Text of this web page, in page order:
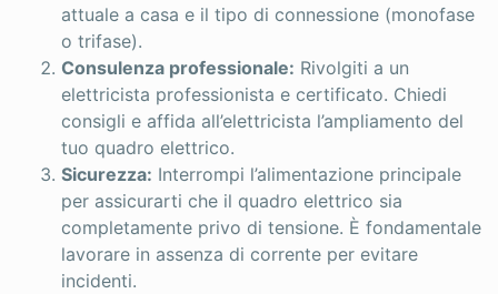
attuale a casa e il tipo di connessione (monofase
o trifase).
Consulenza professionale: Rivolgiti a un
elettricista professionista e certificato. Chiedi
consigli e affida all’elettricista l’ampliamento del
tuo quadro elettrico.
Sicurezza: Interrompi l’alimentazione principale
per assicurarti che il quadro elettrico sia
completamente privo di tensione. È fondamentale
lavorare in assenza di corrente per evitare
incidenti.